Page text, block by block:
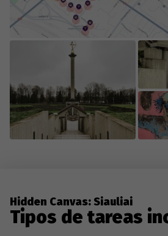
Hidden Canvas: Siauliai
Tipos de tareas